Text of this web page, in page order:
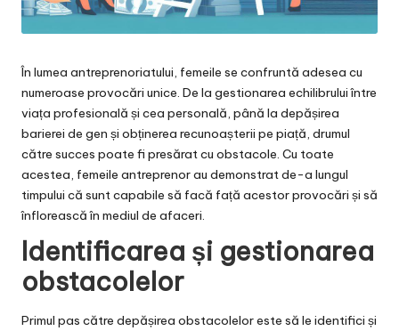
În lumea antreprenoriatului, femeile se confruntă adesea cu
numeroase provocări unice. De la gestionarea echilibrului între
viața profesională și cea personală, până la depășirea
barierei de gen și obținerea recunoașterii pe piață, drumul
către succes poate fi presărat cu obstacole. Cu toate
acestea, femeile antreprenor au demonstrat de-a lungul
timpului că sunt capabile să facă față acestor provocări și să
înflorească în mediul de afaceri.
Identificarea și gestionarea
obstacolelor
Primul pas către depășirea obstacolelor este să le identifici și